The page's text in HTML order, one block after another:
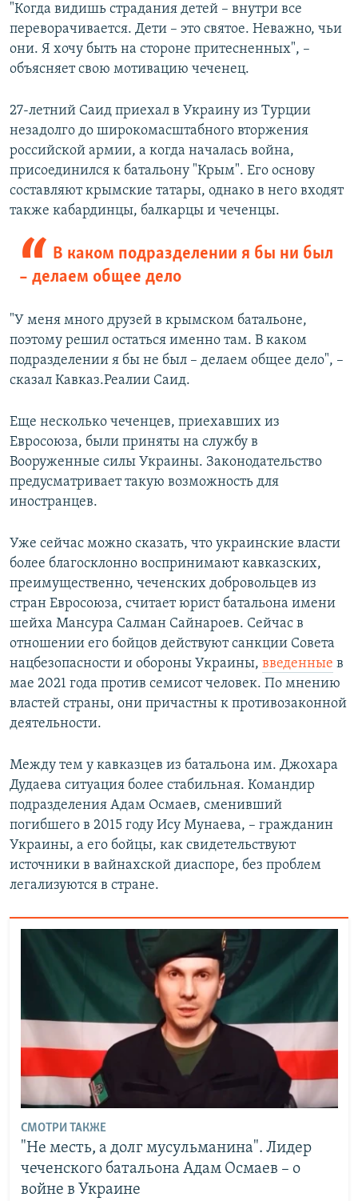
"Когда видишь страдания детей – внутри все
переворачивается. Дети – это святое. Неважно, чьи
они. Я хочу быть на стороне притесненных", –
объясняет свою мотивацию чеченец.
27-летний Саид приехал в Украину из Турции
незадолго до широкомасштабного вторжения
российской армии, а когда началась война,
присоединился к батальону "Крым". Его основу
составляют крымские татары, однако в него входят
также кабардинцы, балкарцы и чеченцы.
В каком подразделении я бы ни был
– делаем общее дело
"У меня много друзей в крымском батальоне,
поэтому решил остаться именно там. В каком
подразделении я бы не был – делаем общее дело", –
сказал Кавказ.Реалии Саид.
Еще несколько чеченцев, приехавших из
Евросоюза, были приняты на службу в
Вооруженные силы Украины. Законодательство
предусматривает такую возможность для
иностранцев.
Уже сейчас можно сказать, что украинские власти
более благосклонно воспринимают кавказских,
преимущественно, чеченских добровольцев из
стран Евросоюза, считает юрист батальона имени
шейха Мансура Салман Сайнароев. Сейчас в
отношении его бойцов действуют санкции Совета
нацбезопасности и обороны Украины, введенные в
мае 2021 года против семисот человек. По мнению
властей страны, они причастны к противозаконной
деятельности.
Между тем у кавказцев из батальона им. Джохара
Дудаева ситуация более стабильная. Командир
подразделения Адам Осмаев, сменивший
погибшего в 2015 году Ису Мунаева, – гражданин
Украины, а его бойцы, как свидетельствуют
источники в вайнахской диаспоре, без проблем
легализуются в стране.
СМОТРИ ТАКЖЕ
"Не месть, а долг мусульманина". Лидер
чеченского батальона Адам Осмаев – о
войне в Украине